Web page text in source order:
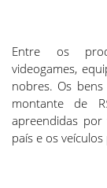
Entre os
videogames,
nobres. Os
montante de
apreendidas
país e os